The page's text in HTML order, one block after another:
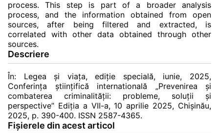
process. This step is part of a broader analysis
process, and the information obtained from open
sources, after being filtered and extracted, is
correlated with other data obtained through other
sources.
Descriere
În: Legea și viața, ediție specială, iunie, 2025,
Conferinţa ştiinţifică internatională „Prevenirea şi
combaterea criminalităţii: probleme, soluţii şi
perspective” Ediția a VII-a, 10 aprilie 2025, Chișinău,
2025, p. 390-400. ISSN 2587-4365.
Fișierele din acest articol